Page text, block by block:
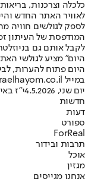
לאוויר האתר החדש
לספק לגולשים חוויה
המודפסת של העיתון
לקבל אותם גם
היום" מציע לגולשי
היום פתוח להערות,
במייל hayom@israelhayom.co.il.
יום שני, 4.5.2026
י"ז
חדשות
דעות
ספורט
ForReal
תרבות ובידור
אוכל
מגזין
אנחנו מגייסים